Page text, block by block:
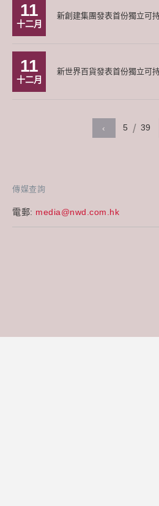
傳媒查詢
電郵: media@nwd.com.hk
11
十二月
新創建集團發表首份獨立可
11
十二月
新世界百貨發表首份獨立可
‹ 5 39